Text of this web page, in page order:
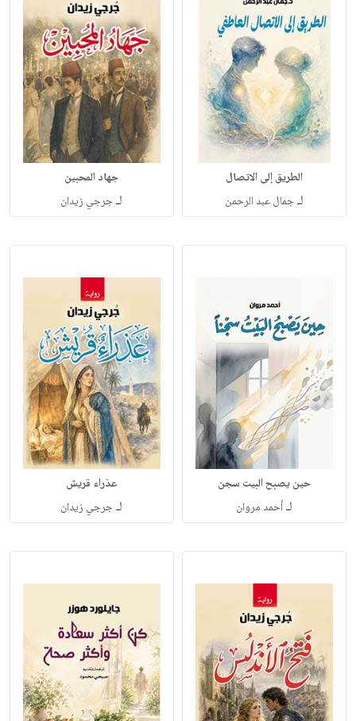
الطريق إلى الاتصال
لـجمال عبد الرحمن
جهاد المحبين
لـجرجي زيدان
حين يصبح البيت سجن
لـأحمد مروان
عذراء قريش
لـجرجي زيدان